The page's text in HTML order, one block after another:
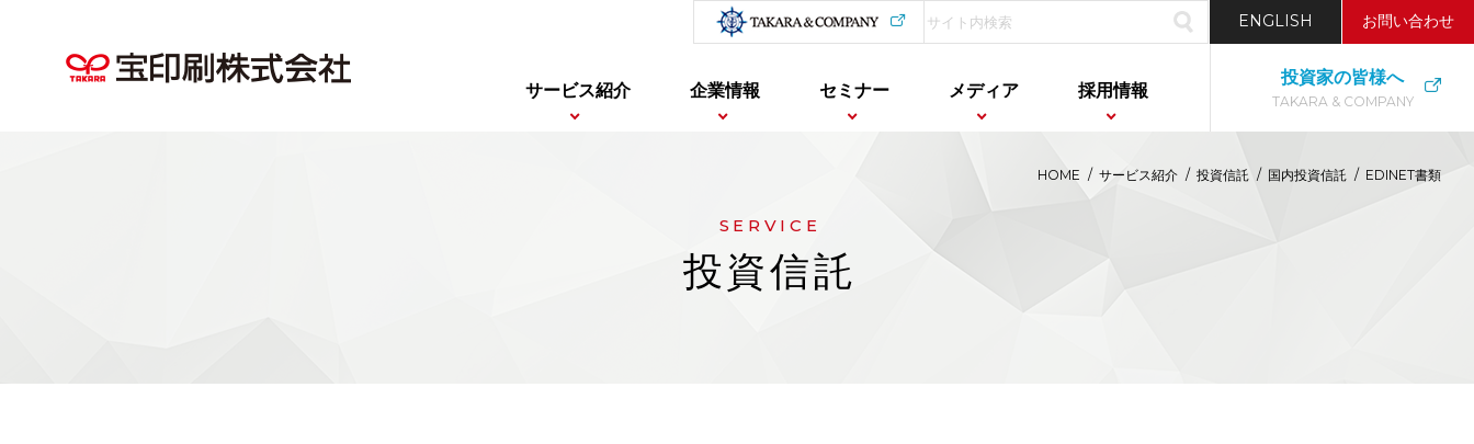
ENGLISH お問い合わせ
サービス紹介 企業情報 セミナー メディア 採用情報
投資家の皆様へ
TAKARA & COMPANY
HOME / サービス紹介 / 投資信託 / 国内投資信託 / EDINET書類
SERVICE
投資信託